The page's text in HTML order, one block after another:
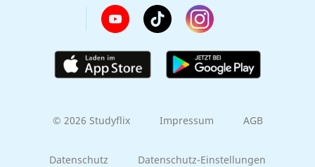
© 2026 Studyflix Impressum AGB
Datenschutz Datenschutz-Einstellungen